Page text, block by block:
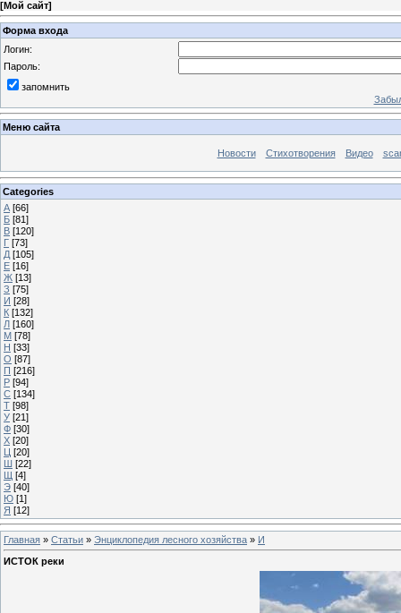
[Мой сайт]
Форма входа
Логин:
Пароль:
запомнить
Меню сайта
Новости Стихотворения Видео
Categories
А [66]
Б [81]
В [120]
Г [73]
Д [105]
Е [16]
Ж [13]
З [75]
И [28]
К [132]
Л [160]
М [78]
Н [33]
О [87]
П [216]
Р [94]
С [134]
Т [98]
У [21]
Ф [30]
Х [20]
Ц [20]
Ш [22]
Щ [4]
Э [40]
Ю [1]
Я [12]
Главная » Статьи » Энциклопедия лесного хозяйства » И
ИСТОК реки